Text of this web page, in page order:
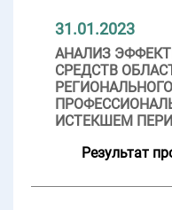
31.01.2023
АНАЛИЗ
СРЕДСТВ
ИСТЕКШЕМ
Результат